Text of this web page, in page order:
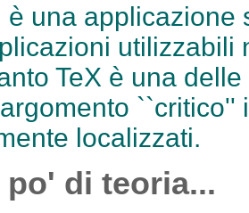
è una
utilizzabili
TeX è una
``critico''
localizzati.
po' di teoria...